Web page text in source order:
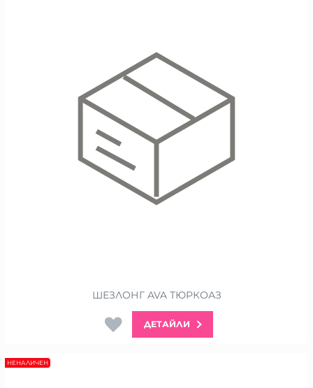
ШЕЗЛОНГ AVA ТЮРКОАЗ
ДЕТАЙЛИ
НЕНАЛИЧЕН